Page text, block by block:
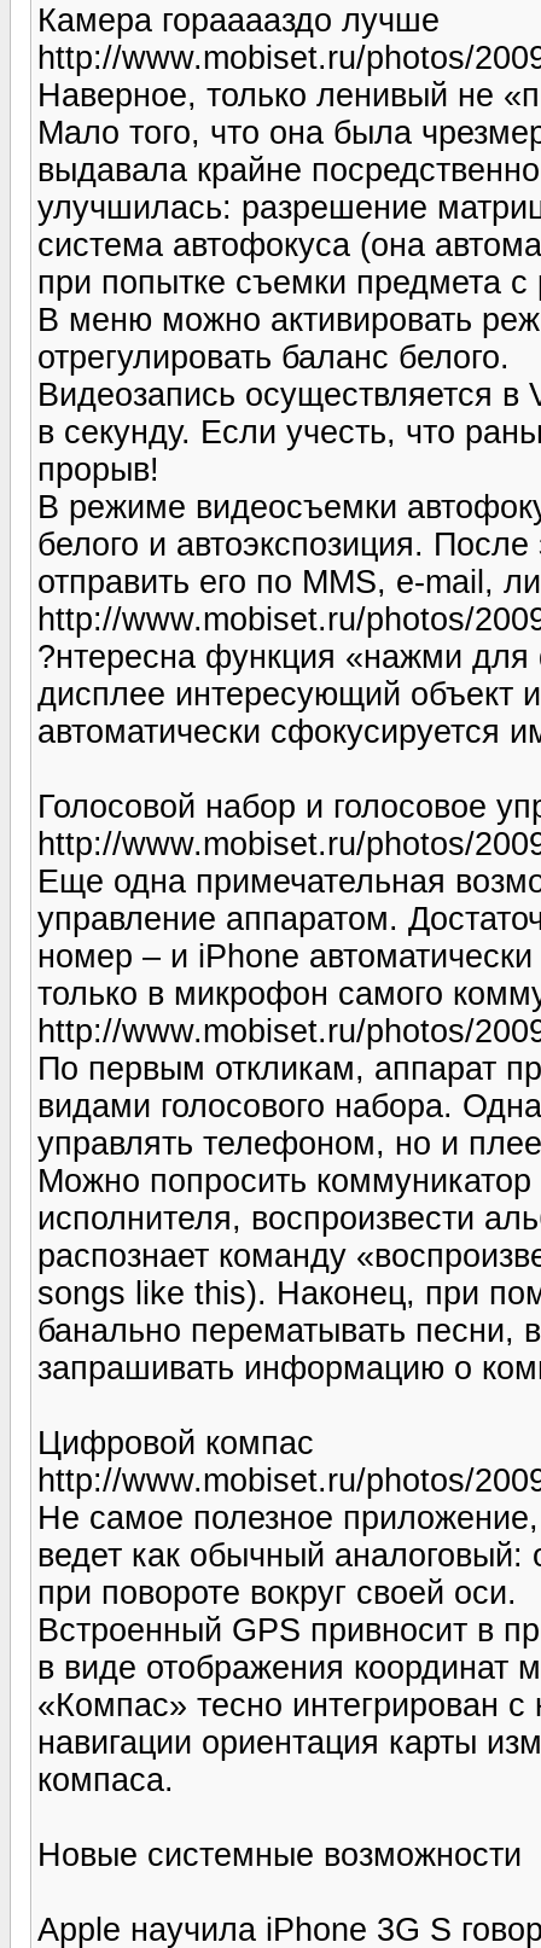
Камера горааааздо лучше
http://www.mobiset.ru/photos/
Наверное, только ленивый не
Мало того, что она была
выдавала крайне
улучшилась: разрешение
система автофокуса (она
при попытке съемки предмета
В меню можно активировать
отрегулировать баланс белого.
Видеозапись осуществляется в
в секунду. Если учесть, что
прорыв!
В режиме видеосъемки
белого и автоэкспозиция.
отправить его по MMS, e-mail,
http://www.mobiset.ru/photos/
?нтересна функция «нажми
дисплее интересующий объект
автоматически сфокусируется
Голосовой набор и голосовое
http://www.mobiset.ru/photos/
Еще одна примечательная
управление аппаратом.
номер – и iPhone
только в микрофон самого
http://www.mobiset.ru/photos/
По первым откликам, аппарат
видами голосового набора.
управлять телефоном, но и
Можно попросить коммуникатор
исполнителя, воспроизвести
распознает команду
songs like this). Наконец, при
банально перематывать
запрашивать информацию о
Цифровой компас
http://www.mobiset.ru/photos/
Не самое полезное
ведет как обычный аналоговый:
при повороте вокруг своей оси.
Встроенный GPS привносит в
в виде отображения координат
«Компас» тесно интегрирован
навигации ориентация карты
компаса.
Новые системные возможности
Apple научила iPhone 3G S